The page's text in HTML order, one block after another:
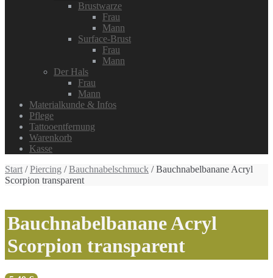
Brustwarze
Frau
Mann
Surface-Brust
Frau
Mann
Der Hals
Frau
Mann
Materialkunde & Infos
Pflege
Tattooentfernung
Warenkorb
Kasse
Start /Piercing /Bauchnabelschmuck / Bauchnabelbanane Acryl
Scorpion transparent
Bauchnabelbanane Acryl
Scorpion transparent